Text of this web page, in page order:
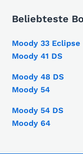
Beliebteste
Moody 33 Eclipse
Moody 41 DS
Moody 48 DS
Moody 54
Moody 54 DS
Moody 64